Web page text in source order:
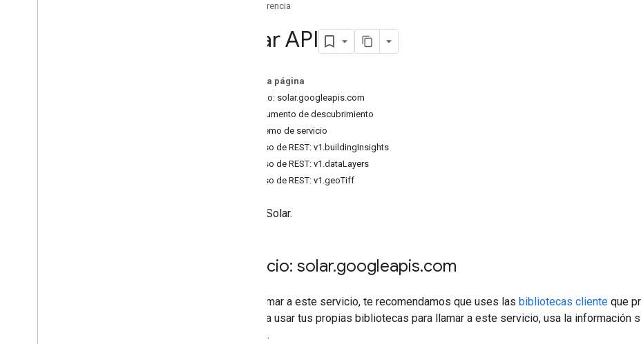
Referencia
Solar API
En esta página
Servicio: solar.googleapis.com
Documento de descubrimiento
Extremo de servicio
Recurso de REST: v1.buildingInsights
Recurso de REST: v1.dataLayers
Recurso de REST: v1.geoTiff
API de Solar.
Servicio: solar.googleapis.com
Para llamar a este servicio, te recomendamos que uses las bibliotecas cliente que
necesita usar tus propias bibliotecas para llamar a este servicio, usa la
a la API.